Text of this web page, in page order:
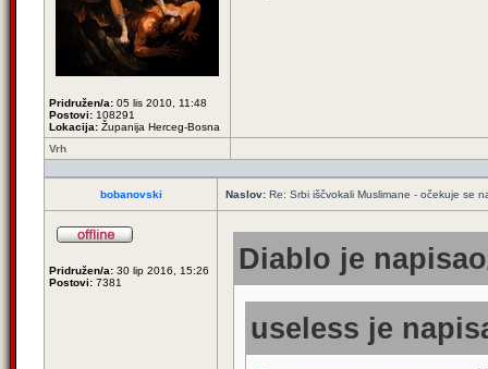
Pridružen/a: 05 lis 2010, 11:48
Postovi: 108291
Lokacija: Županija Herceg-Bosna
Vrh
bobanovski Naslov: Re: Srbi iščvokali Muslimane - očekuje se
Pridružen/a: 30 lip 2016, 15:26
Postovi: 7381
Diablo je
useless je